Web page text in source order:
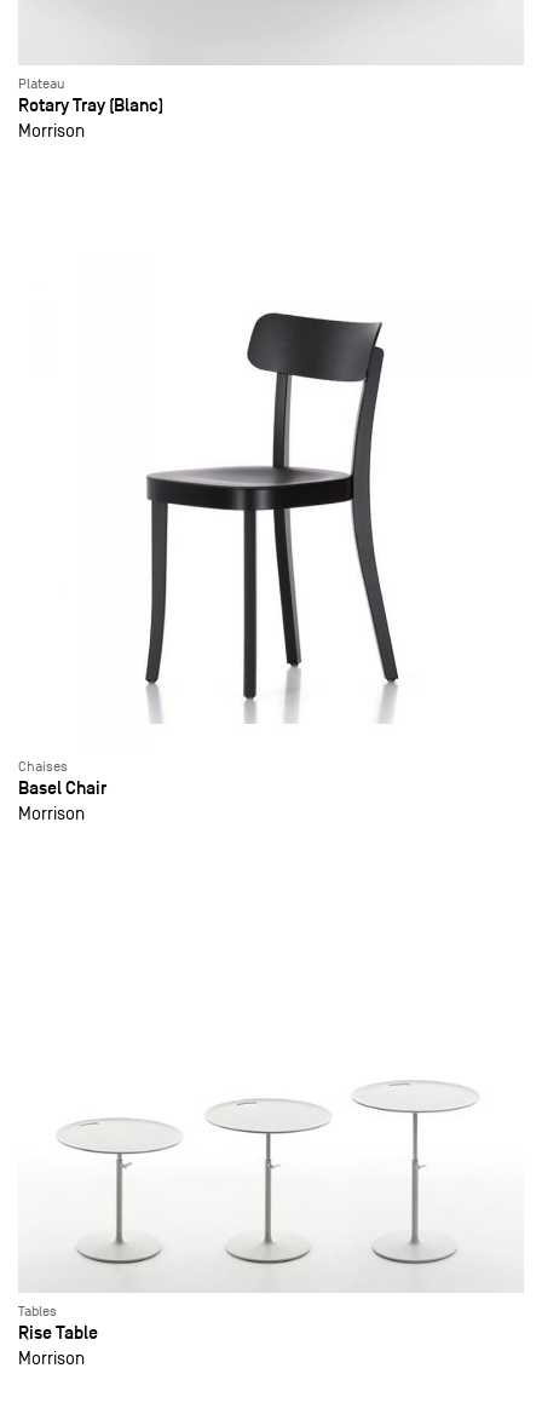
Plateau
Rotary Tray (Blanc)
Morrison
Chaises
Basel Chair
Morrison
Tables
Rise Table
Morrison